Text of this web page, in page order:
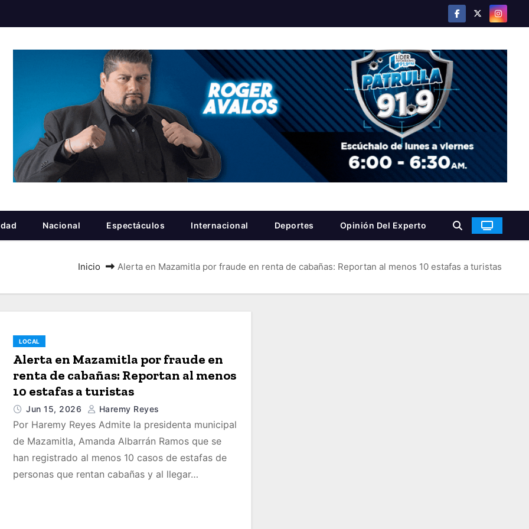
Nacional Espectáculos Internacional Deportes Opinión Del Experto
Inicio Alerta en Mazamitla por fraude en renta de cabañas: Reportan al menos 10 estafas a turistas
LOCAL
Alerta en Mazamitla por fraude en
renta de cabañas: Reportan al menos
10 estafas a turistas
Jun 15, 2026 Haremy Reyes
Por Haremy Reyes Admite la presidenta municipal
de Mazamitla, Amanda Albarrán Ramos que se
han registrado al menos 10 casos de estafas de
personas que rentan cabañas y al llegar…